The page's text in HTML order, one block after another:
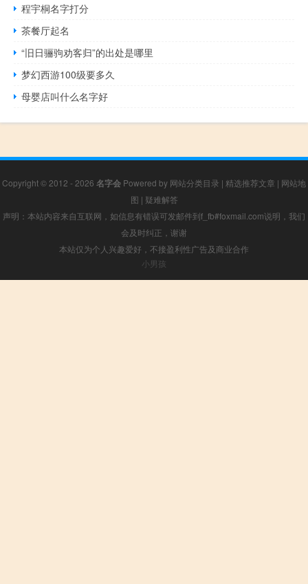
程宇桐名字打分
茶餐厅起名
“旧日骊驹劝客归”的出处是哪里
梦幻西游100级要多久
母婴店叫什么名字好
Copyright © 2012 - 2026 名字会 Powered by 网站分类目录 | 精选推荐文章 | 网站地
图 | 疑难解答
声明：本站内容来自互联网，如信息有错误可发邮件到f_fb#foxmail.com说明，我们
会及时纠正，谢谢
本站仅为个人兴趣爱好，不接盈利性广告及商业合作
小男孩